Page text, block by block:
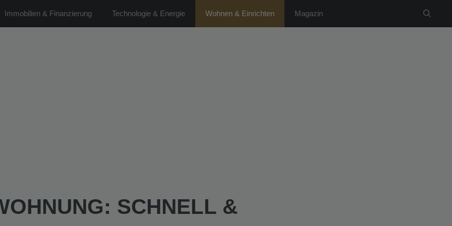
Immobilien & Finanzierung Technologie & Energie Wohnen & Einrichten Magazin
SCHNELL &